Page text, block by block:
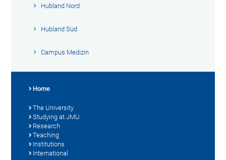
Hubland Nord
Hubland Süd
Campus Medizin
Home
The University
Studying at JMU
Research
Teaching
Institutions
International